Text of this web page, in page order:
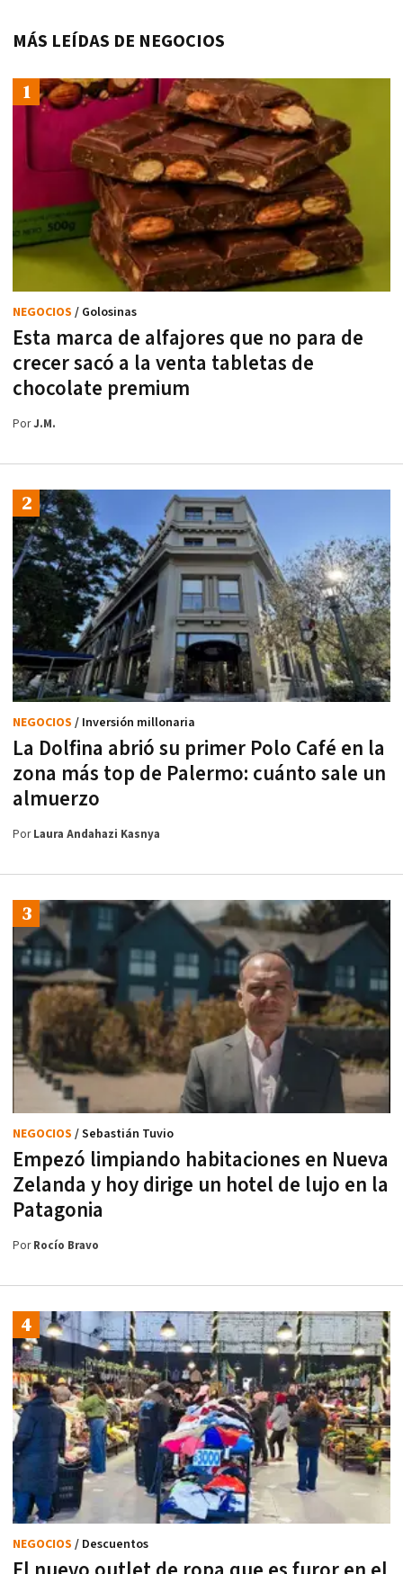
MÁS LEÍDAS DE NEGOCIOS
Esta marca de alfajores que no para de
crecer sacó a la venta tabletas de
chocolate premium
NEGOCIOS / Golosinas
PorJ.M.
La Dolfina abrió su primer Polo Café en la
zona más top de Palermo: cuánto sale un
almuerzo
NEGOCIOS / Inversión millonaria
PorLaura Andahazi Kasnya
Empezó limpiando habitaciones en Nueva
Zelanda y hoy dirige un hotel de lujo en la
Patagonia
NEGOCIOS / Sebastián Tuvio
PorRocío Bravo
NEGOCIOS / Descuentos